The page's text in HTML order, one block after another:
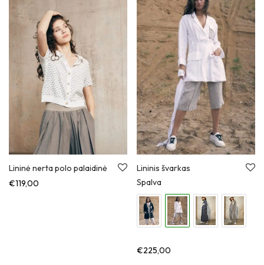
Lininė nerta polo palaidinė
€119,00
Lininis švarkas
Spalva
€225,00